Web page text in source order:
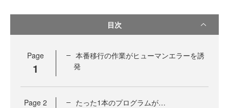
目次
Page
1
本番移行の作業がヒューマンエラーを誘
発
Page 2 たった1本のプログラムが…